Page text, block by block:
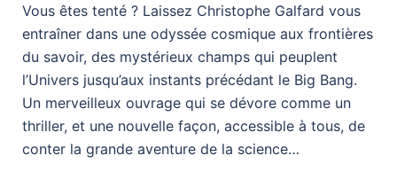
Vous êtes tenté ? Laissez Christophe Galfard vous
entraîner dans une odyssée cosmique aux frontières
du savoir, des mystérieux champs qui peuplent
l’Univers jusqu’aux instants précédant le Big Bang.
Un merveilleux ouvrage qui se dévore comme un
thriller, et une nouvelle façon, accessible à tous, de
conter la grande aventure de la science…